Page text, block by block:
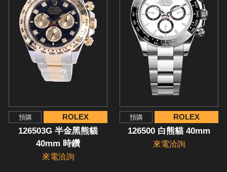
預購 ROLEX
126503G 半金黑熊貓
40mm 時鑽
來電洽詢
預購 ROLEX
126500 白熊貓 40mm
來電洽詢